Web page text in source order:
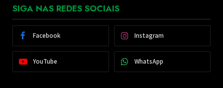
SIGA NAS REDES SOCIAIS
Facebook Instagram
YouTube WhatsApp